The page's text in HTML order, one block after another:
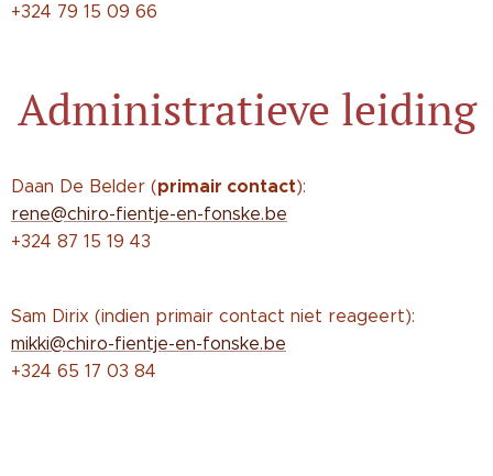
+324 79 15 09 66
Administratieve leiding
Daan De Belder (primair contact):
rene@chiro-fientje-en-fonske.be
+324 87 15 19 43
Sam Dirix (indien primair contact niet reageert):
mikki@chiro-fientje-en-fonske.be
+324 65 17 03 84